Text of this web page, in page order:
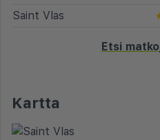
Saint Vlas
Etsi
Kartta